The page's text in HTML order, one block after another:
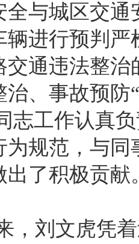
全与城区交
辆进行预判
交通违法整治
治、事故预防
志工作认真
为规范，与
出了积极贡
，刘文虎凭